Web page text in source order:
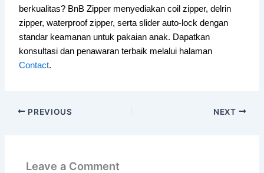
berkualitas? BnB Zipper menyediakan coil zipper, delrin
zipper, waterproof zipper, serta slider auto-lock dengan
standar keamanan untuk pakaian anak. Dapatkan
konsultasi dan penawaran terbaik melalui halaman
Contact.
PREVIOUS NEXT
Leave a Comment